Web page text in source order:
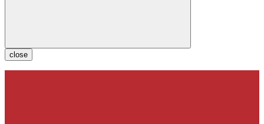
close